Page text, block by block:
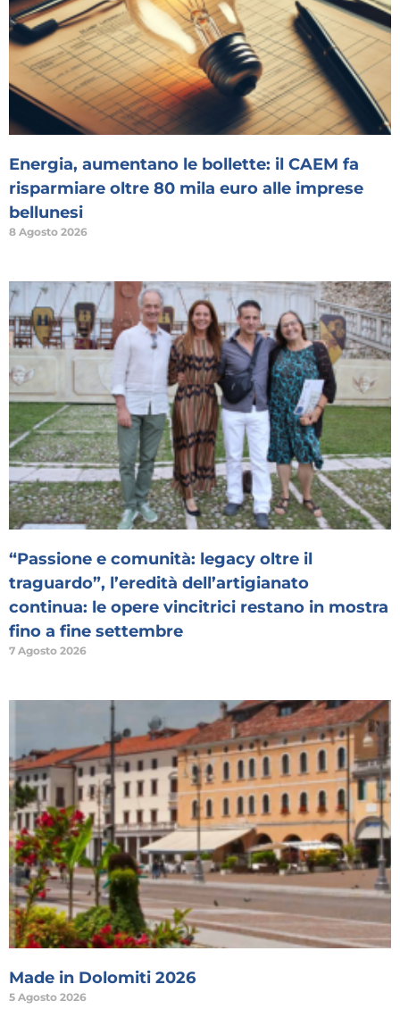
Energia, aumentano le bollette: il CAEM fa
risparmiare oltre 80 mila euro alle imprese
bellunesi
8 Agosto 2026
“Passione e comunità: legacy oltre il
traguardo”, l’eredità dell’artigianato
continua: le opere vincitrici restano in mostra
fino a fine settembre
7 Agosto 2026
Made in Dolomiti 2026
5 Agosto 2026